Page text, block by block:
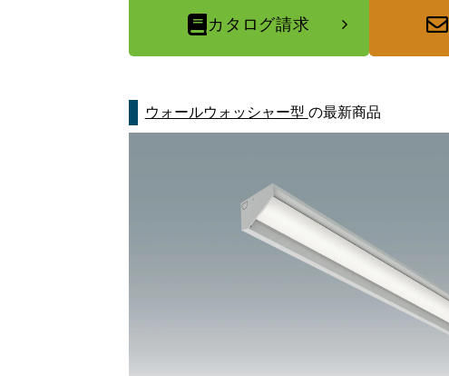
カタログ請求
ウォールウォッシャー型 の最新商品